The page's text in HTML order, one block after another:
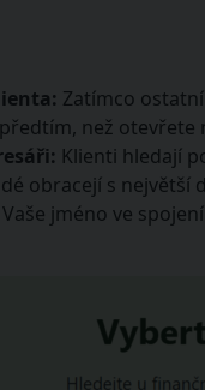
Zatímco
než otevřete
Klienti hledají
obracejí s největší
Vaše jméno ve